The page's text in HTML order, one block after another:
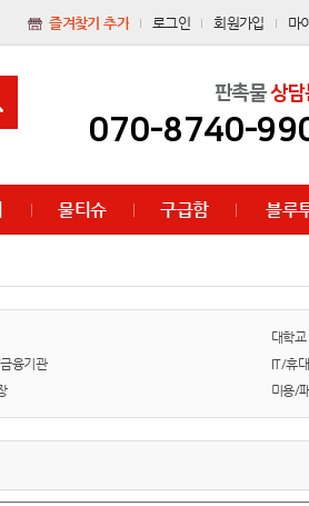
즐겨찾기 추가 로그인 회원가입 마
판촉물상담
070-8740-
물티슈 구급함 블루
대학교
융기관
IT/휴
미용/